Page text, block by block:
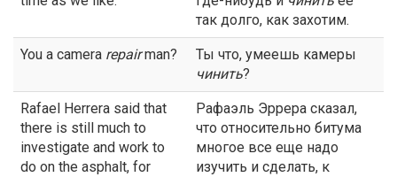
так долго, как захотим.
You a camera repairman?
Ты что, умеешь камеры
чинить?
Rafael Herrera said that
there is still much to
investigate and work to
do on the asphalt, for
Рафаэль Эррера сказал,
что относительно битума
многое все еще надо
изучить и сделать, к